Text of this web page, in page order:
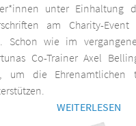
unter Einhaltung
am Charity-Event
Schon wie im
Co-Trainer Axel
um die Ehrenamtlichen
WEITERLESEN